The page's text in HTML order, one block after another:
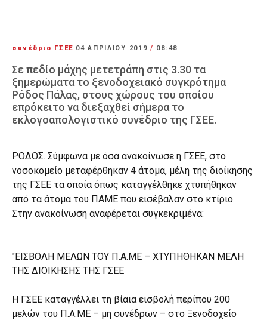
συνέδριο ΓΣΕΕ 04 ΑΠΡΙΛΊΟΥ 2019/ 08:48
Σε πεδίο μάχης μετετράπη στις 3.30 τα
ξημερώματα το ξενοδοχειακό συγκρότημα
Ρόδος Πάλας, στους χώρους του οποίου
επρόκειτο να διεξαχθεί σήμερα το
εκλογοαπολογιστικό συνέδριο της ΓΣΕΕ.
ΡΟΔΟΣ. Σύμφωνα με όσα ανακοίνωσε η ΓΣΕΕ, στο
νοσοκομείο μεταφέρθηκαν 4 άτομα, μέλη της διοίκησης
της ΓΣΕΕ τα οποία όπως καταγγέλθηκε χτυπήθηκαν
από τα άτομα του ΠΑΜΕ που εισέβαλαν στο κτίριο.
Στην ανακοίνωση αναφέρεται συγκεκριμένα:
"ΕΙΣΒΟΛΗ ΜΕΛΩΝ ΤΟΥ Π.Α.ΜΕ – ΧΤΥΠΗΘΗΚΑΝ ΜΕΛΗ
ΤΗΣ ΔΙΟΙΚΗΣΗΣ ΤΗΣ ΓΣΕΕ
Η ΓΣΕΕ καταγγέλλει τη βίαια εισβολή περίπου 200
μελών του Π.Α.ΜΕ – μη συνέδρων – στο Ξενοδοχείο